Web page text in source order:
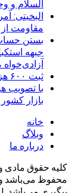
السلام و
البخیتی:
مقاومت
بستن
جبهه
ثبت ۶۰۰ هزار خدمت سلامت به زائران اربعین
با تصویب
بازار
خانه
وبلاگ
درباره ما
کلیه حقوق مادی
محفوظ می‌باشد و
پیگیری می‌باشد. |